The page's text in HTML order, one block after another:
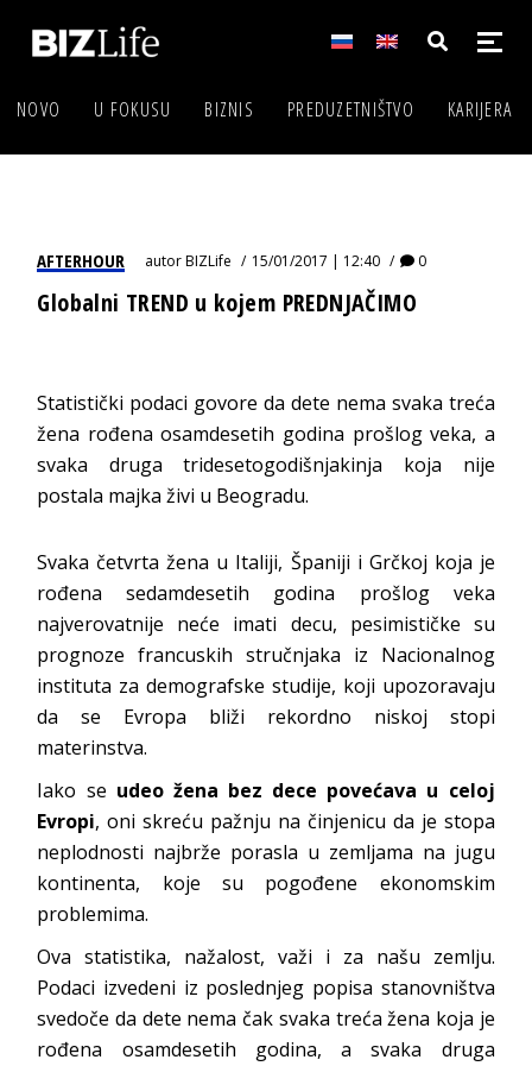
NOVO U FOKUSU BIZNIS PREDUZETNIŠTVO KARIJERA
AFTERHOUR autorBIZLife 15/01/2017 | 12:40 0
Globalni TREND u kojem PREDNJAČIMO
Statistički podaci govore da dete nema svaka treća
žena rođena osamdesetih godina prošlog veka, a
svaka druga tridesetogodišnjakinja koja nije
postala majka živi u Beogradu.
Svaka četvrta žena u Italiji, Španiji i Grčkoj koja je
rođena sedamdesetih godina prošlog veka
najverovatnije neće imati decu, pesimističke su
prognoze francuskih stručnjaka iz Nacionalnog
instituta za demografske studije, koji upozoravaju
da se Evropa bliži rekordno niskoj stopi
materinstva.
Iako se udeo žena bez dece povećava u celoj
Evropi, oni skreću pažnju na činjenicu da je stopa
neplodnosti najbrže porasla u zemljama na jugu
kontinenta, koje su pogođene ekonomskim
problemima.
Ova statistika, nažalost, važi i za našu zemlju.
Podaci izvedeni iz poslednjeg popisa stanovništva
svedoče da dete nema čak svaka treća žena koja je
rođena osamdesetih godina, a svaka druga